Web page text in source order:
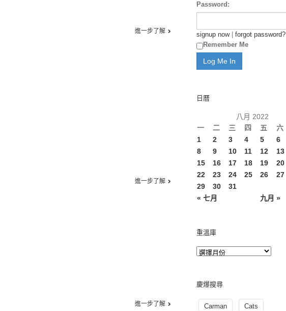
進一步了解
進一步了解
進一步了解
Password:
signup now| forgot password?
Remember Me
日曆
八月 2022
一
二 三 四 五 六
« 七月 九月 »
1 2 3 4 5 6
8
9 10 11 12 13
15
16 17 18 19 20
22
23 24 25 26 27
29
30 31
重溫庫
慶爆搜尋
Carman Cats